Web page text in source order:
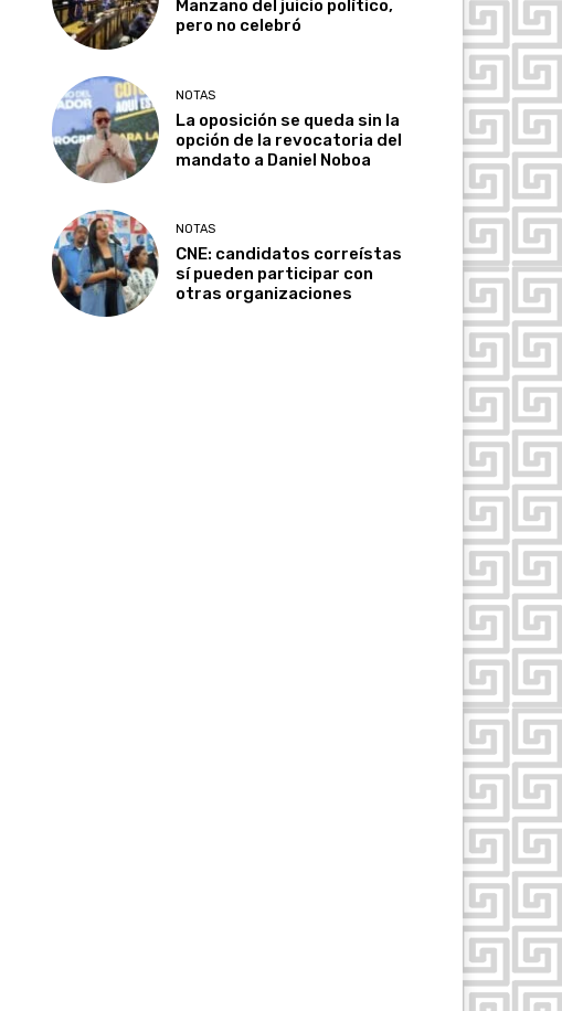
Manzano del juicio político,
pero no celebró
NOTAS
La oposición se queda sin la
opción de la revocatoria del
mandato a Daniel Noboa
NOTAS
CNE: candidatos correístas
sí pueden participar con
otras organizaciones